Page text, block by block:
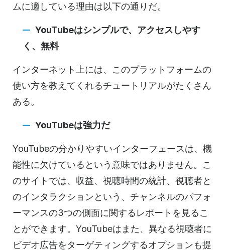
ムに適している理由は以下の通りだ。
YouTubeはシンプルで、アクセスしやす
く、無料
インターネット上には、このプラットフォームの
使い方を教えてくれるチュートリアルがたくさん
ある。
YouTubeは強力だ
YouTubeの分かりやすいインターフェースは、機
能性に欠けているという意味ではありません。こ
のサイトでは、収益、視聴時間の統計、視聴者と
のインタラクションという、チャンネルのパフォ
ーマンスの3つの側面に関するレポートを見るこ
とができます。 YouTubeは また、異なる視聴者に
ビデオ広告をターゲティングするオプションも提